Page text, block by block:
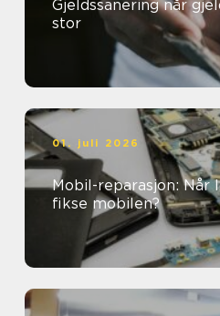
Gjeldssanering når gjelden har blitt for
stor
01. juli 2026
Mobil-reparasjon: Når
fikse mobilen?